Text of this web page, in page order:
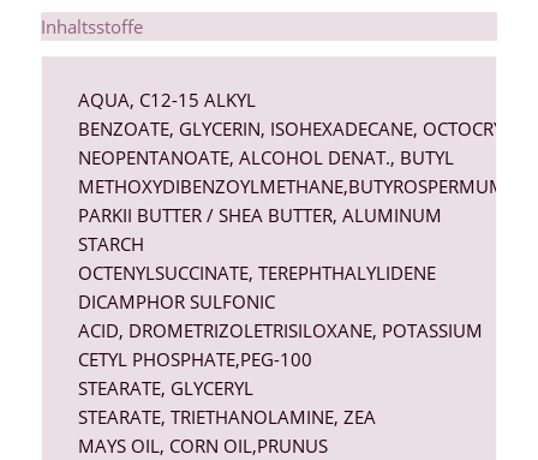
Inhaltsstoffe
AQUA, C12-15 ALKYL
BENZOATE, GLYCERIN, ISOHEXADECANE,
NEOPENTANOATE, ALCOHOL DENAT., BUTYL
METHOXYDIBENZOYLMETHANE,BUTYROSPERMUM
PARKII BUTTER / SHEA BUTTER, ALUMINUM
STARCH
OCTENYLSUCCINATE, TEREPHTHALYLIDENE
DICAMPHOR SULFONIC
ACID, DROMETRIZOLETRISILOXANE, POTASSIUM
CETYL PHOSPHATE,PEG-100
STEARATE, GLYCERYL
STEARATE, TRIETHANOLAMINE, ZEA
MAYSOIL, CORN OIL,PRUNUS